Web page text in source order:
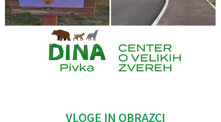
VLOGE IN OBRAZCI